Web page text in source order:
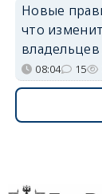
Новые
что
08:04 15